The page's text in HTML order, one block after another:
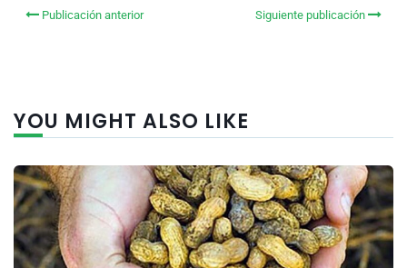
Publicación anterior Siguiente publicación
YOU MIGHT ALSO LIKE